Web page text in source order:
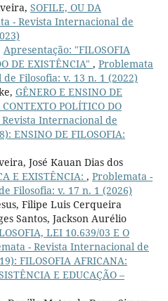
SOFILE, OU DA
- Revista Internacional de
Apresentação: "FILOSOFIA
DE EXISTÊNCIA" , Problemata
Filosofia: v. 13 n. 1 (2022)
GÊNERO E ENSINO DE
POLÍTICO DO
Internacional de
ENSINO DE FILOSOFIA:
José Kauan Dias dos
E EXISTÊNCIA: , Problemata -
Filosofia: v. 17 n. 1 (2026)
Filipe Luis Cerqueira
Santos, Jackson Aurélio
LEI 10.639/03 E O
- Revista Internacional de
FILOSOFIA AFRICANA:
E EDUCAÇÃO –